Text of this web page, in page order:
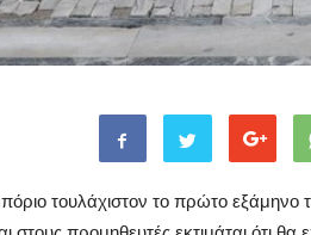
τουλάχιστον το πρώτο